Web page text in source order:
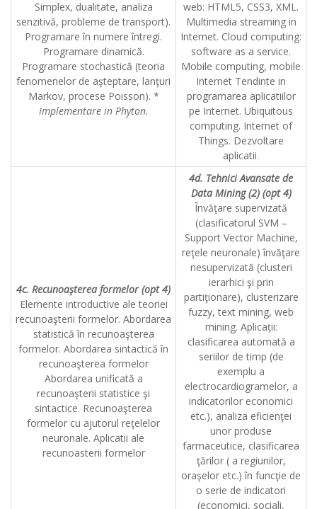
Simplex, dualitate, analiza
senzitivă, probleme de transport).
Programare în numere întregi.
Programare dinamică.
Programare stochastică (teoria
fenomenelor de aşteptare, lanţuri
Markov, procese Poisson). *
Implementare in Phyton.
web: HTML5, CSS3, XML.
Multimedia streaming in
Internet. Cloud computing:
software as a service.
Mobile computing, mobile
Internet Tendinte in
programarea aplicatiilor
pe Internet. Ubiquitous
computing. Internet of
Things. Dezvoltare
aplicatii.
4c. Recunoaşterea formelor (opt 4)
Elemente introductive ale teoriei
recunoaşterii formelor. Abordarea
statistică în recunoaşterea
formelor. Abordarea sintactică în
recunoaşterea formelor
Abordarea unificată a
recunoaşterii statistice şi
sintactice. Recunoaşterea
formelor cu ajutorul reţelelor
neuronale. Aplicatii ale
recunoasterii formelor
4d. Tehnici Avansate de
Data Mining (2) (opt 4)
Învăţare supervizată
(clasificatorul SVM –
Support Vector Machine,
reţele neuronale) învăţare
nesupervizată (clusteri
ierarhici şi prin
partiţionare), clusterizare
fuzzy, text mining, web
mining. Aplicații:
clasificarea automată a
seriilor de timp (de
exemplu a
electrocardiogramelor, a
indicatorilor economici
etc.), analiza eficienţei
unor produse
farmaceutice, clasificarea
ţărilor ( a regiunilor,
oraşelor etc.) în funcţie de
o serie de indicatori
(economici, sociali,